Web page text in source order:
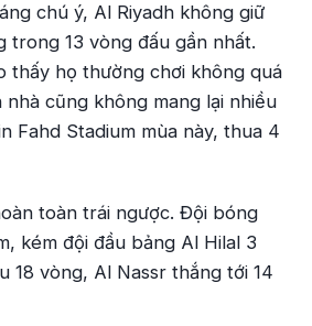
chú ý, Al Riyadh không giữ
13 vòng đấu gần nhất.
thấy họ thường chơi không quá
cũng không mang lại nhiều
Fahd Stadium mùa này, thua 4
toàn trái ngược. Đội bóng
kém đội đầu bảng Al Hilal 3
18 vòng, Al Nassr thắng tới 14